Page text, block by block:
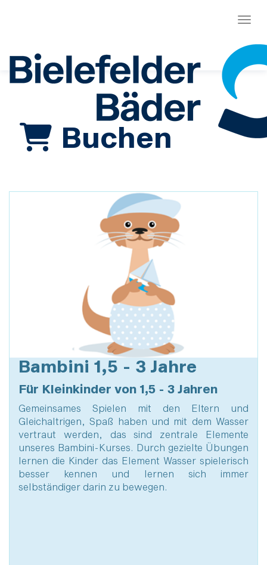
Buchen
Bambini 1,5 - 3 Jahre
Für Kleinkinder von 1,5 - 3 Jahren
Gemeinsames Spielen mit den Eltern und
Gleichaltrigen, Spaß haben und mit dem Wasser
vertraut werden, das sind zentrale Elemente
unseres Bambini-Kurses. Durch gezielte Übungen
lernen die Kinder das Element Wasser spielerisch
besser kennen und lernen sich immer
selbständiger darin zu bewegen.